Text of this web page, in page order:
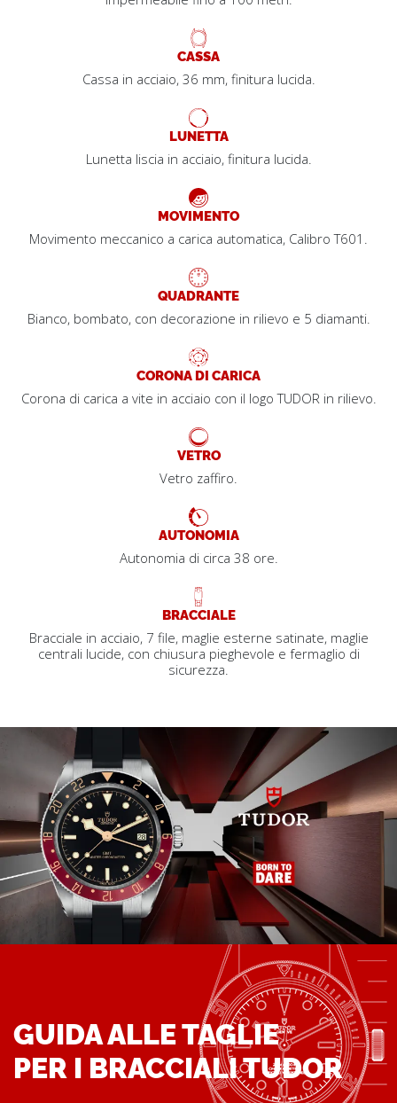
CASSA
Cassa in acciaio, 36 mm, finitura lucida.
LUNETTA
Lunetta liscia in acciaio, finitura lucida.
MOVIMENTO
Movimento meccanico a carica automatica, Calibro T601.
QUADRANTE
Bianco, bombato, con decorazione in rilievo e 5 diamanti.
CORONA DI CARICA
Corona di carica a vite in acciaio con il logo TUDOR in rilievo.
VETRO
Vetro zaffiro.
AUTONOMIA
Autonomia di circa 38 ore.
BRACCIALE
Bracciale in acciaio, 7 file, maglie esterne satinate, maglie
centrali lucide, con chiusura pieghevole e fermaglio di
sicurezza.
GUIDA ALLE TAGLIE
PER I BRACCIALI TUDOR